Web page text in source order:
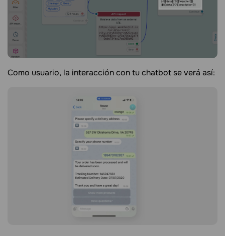
Como usuario, la interacción con tu chatbot se verá así: